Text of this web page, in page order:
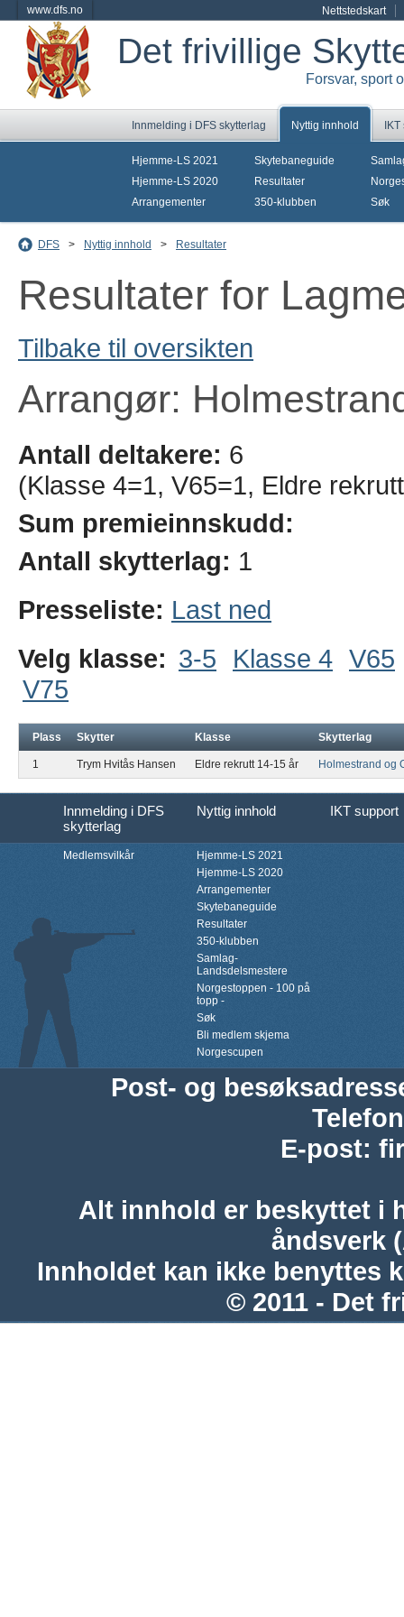
www.dfs.no Nettstedskart
Det frivillige
Forsvar, sport
Innmelding i DFS skytterlag Nyttig innhold
Hjemme-LS 2021
Hjemme-LS 2020
Arrangementer
Skytebaneguide
Resultater
350-klubben
Søk
DFS > Nyttig innhold > Resultater
Resultater for
Tilbake til oversikten
Arrangør:
Antall deltakere: 6
(Klasse 4=1, V65=1, Eldre
Sum premieinnskudd:
Antall skytterlag: 1
Presseliste: Last ned
Velg klasse: 3-5 Klasse 4 V65
V75
Plass Skytter Klasse Skytterlag
1 Trym Hvitås Hansen Eldre rekrutt 14-15 år Holmestrand og
Innmelding i DFS
skytterlag
Nyttig innhold IKT support
Medlemsvilkår
Hjemme-LS 2021
Hjemme-LS 2020
Arrangementer
Skytebaneguide
Resultater
350-klubben
Samlag-
Landsdelsmestere
Norgestoppen - 100 på
topp -
Søk
Bli medlem skjema
Norgescupen
Post- og
Telefon
E-post:
Alt innhold er beskyttet i
åndsverk
Innholdet kan ikke benyttes
© 2011 - Det